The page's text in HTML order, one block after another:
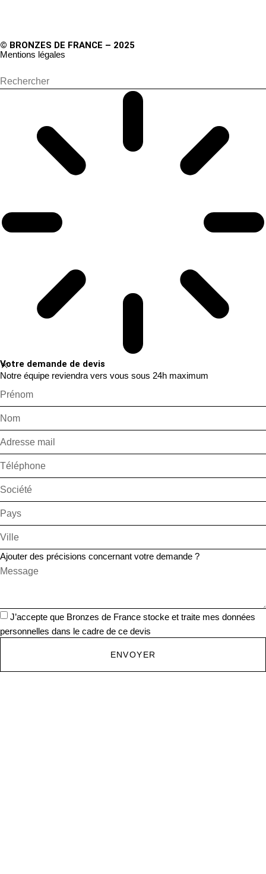
© BRONZES DE FRANCE – 2025
Mentions légales
Votre demande de devis
Notre équipe reviendra vers vous sous 24h maximum
Ajouter des précisions concernant votre demande ?
J’accepte que Bronzes de France stocke et traite mes données
personnelles dans le cadre de ce devis
ENVOYER